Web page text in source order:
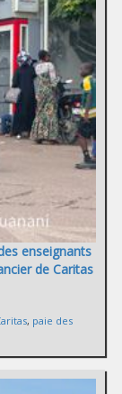
enseignants
de Caritas
, paie des